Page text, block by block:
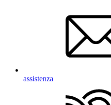
assistenza